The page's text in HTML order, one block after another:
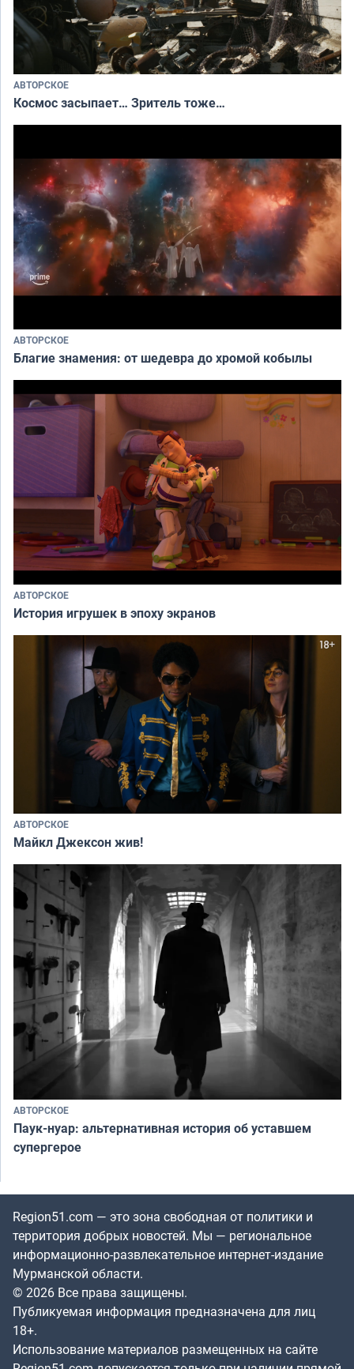
АВТОРСКОЕ
Космос засыпает… Зритель тоже…
АВТОРСКОЕ
Благие знамения: от шедевра до хромой кобылы
АВТОРСКОЕ
История игрушек в эпоху экранов
АВТОРСКОЕ
Майкл Джексон жив!
АВТОРСКОЕ
Паук-нуар: альтернативная история об уставшем
супергерое
Region51.com — это зона свободная от политики и
территория добрых новостей. Мы — региональное
информационно-развлекательное интернет-издание
Мурманской области.
© 2026 Все права защищены.
Публикуемая информация предназначена для лиц
18+.
Использование материалов размещенных на сайте